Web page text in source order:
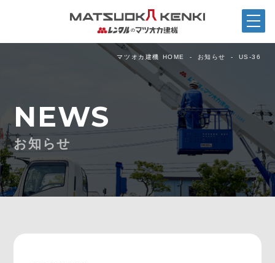
マツオカ建機 HOME お知らせ US-36
NEWS
お知らせ